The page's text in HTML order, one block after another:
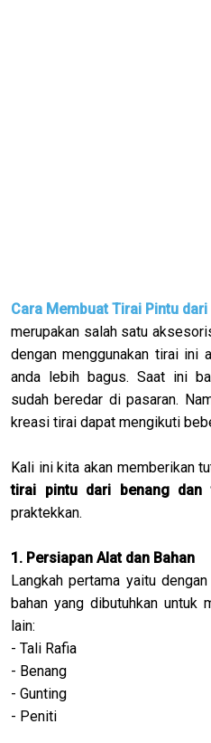
Cara Membuat Tirai Pintu
merupakan salah satu
dengan menggunakan tirai ini
anda lebih bagus. Saat ini
sudah beredar di pasaran.
kreasi tirai dapat mengikuti
Kali ini kita akan memberikan
tirai pintu dari benang dan
praktekkan.
1. Persiapan Alat dan Bahan
Langkah pertama yaitu
bahan yang dibutuhkan untuk
lain:
- Tali Rafia
- Benang
- Gunting
- Peniti